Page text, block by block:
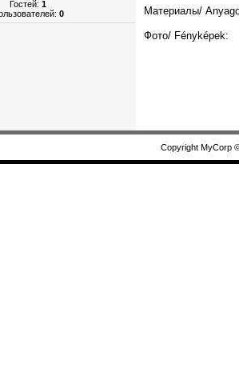
Гостей: 1
0 Материалы/
Фото/ Fényképek:
Copyright MyCorp